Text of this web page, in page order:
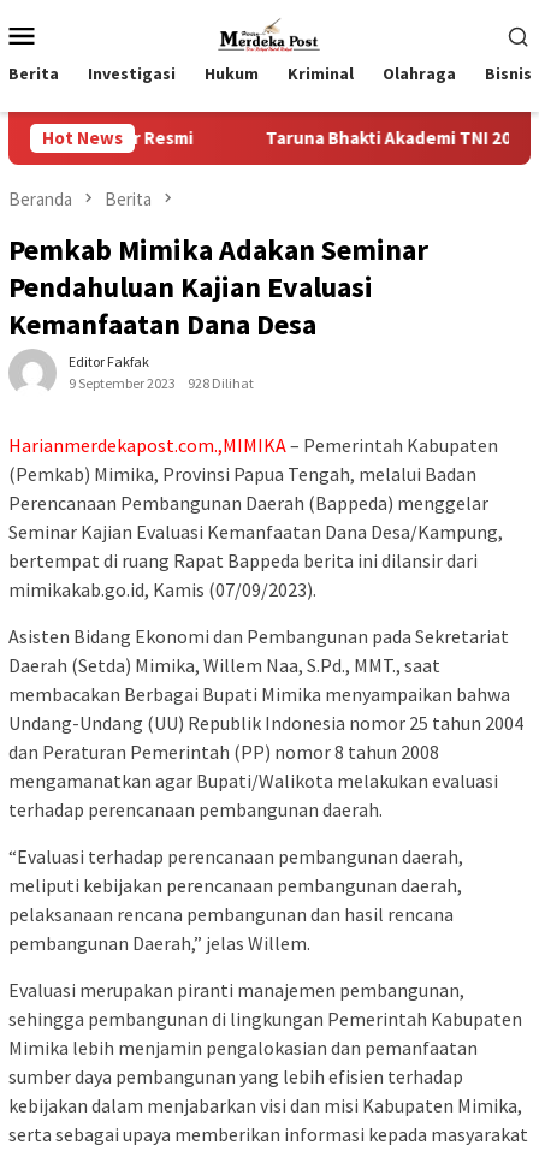
ke
kontenMobile
Berita Investigasi Hukum Kriminal Olahraga Bisnis
Hot NewsTaruna Bhakti Akademi TNI 2026 Tanamkan
Beranda Berita
Pemkab Mimika Adakan Seminar
Pendahuluan Kajian Evaluasi
Kemanfaatan Dana Desa
Editor Fakfak
9 September 2023
928 Dilihat
Harianmerdekapost.com.,MIMIKA– Pemerintah Kabupaten
(Pemkab) Mimika, Provinsi Papua Tengah, melalui Badan
Perencanaan Pembangunan Daerah (Bappeda) menggelar
Seminar Kajian Evaluasi Kemanfaatan Dana Desa/Kampung,
bertempat di ruang Rapat Bappeda berita ini dilansir dari
mimikakab.go.id, Kamis (07/09/2023).
Asisten Bidang Ekonomi dan Pembangunan pada Sekretariat
Daerah (Setda) Mimika, Willem Naa, S.Pd., MMT., saat
membacakan Berbagai Bupati Mimika menyampaikan bahwa
Undang-Undang (UU) Republik Indonesia nomor 25 tahun 2004
dan Peraturan Pemerintah (PP) nomor 8 tahun 2008
mengamanatkan agar Bupati/Walikota melakukan evaluasi
terhadap perencanaan pembangunan daerah.
“Evaluasi terhadap perencanaan pembangunan daerah,
meliputi kebijakan perencanaan pembangunan daerah,
pelaksanaan rencana pembangunan dan hasil rencana
pembangunan Daerah,” jelas Willem.
Evaluasi merupakan piranti manajemen pembangunan,
sehingga pembangunan di lingkungan Pemerintah Kabupaten
Mimika lebih menjamin pengalokasian dan pemanfaatan
sumber daya pembangunan yang lebih efisien terhadap
kebijakan dalam menjabarkan visi dan misi Kabupaten Mimika,
serta sebagai upaya memberikan informasi kepada masyarakat